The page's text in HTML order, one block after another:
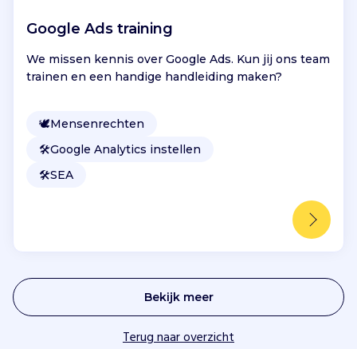
Google Ads training
We missen kennis over Google Ads. Kun jij ons team
trainen en een handige handleiding maken?
🕊Mensenrechten
🛠️Google Analytics instellen
🛠️SEA
Bekijk meer
Terug naar overzicht